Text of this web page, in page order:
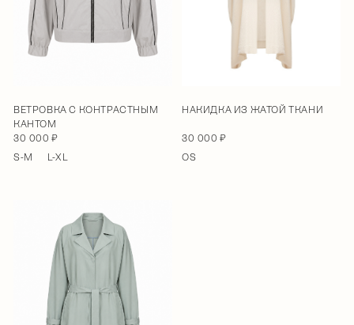
ВЕТРОВКА С КОНТРАСТНЫМ
КАНТОМ
30 000 ₽
S-M
L-XL
НАКИДКА ИЗ ЖАТОЙ ТКАНИ
30 000 ₽
OS